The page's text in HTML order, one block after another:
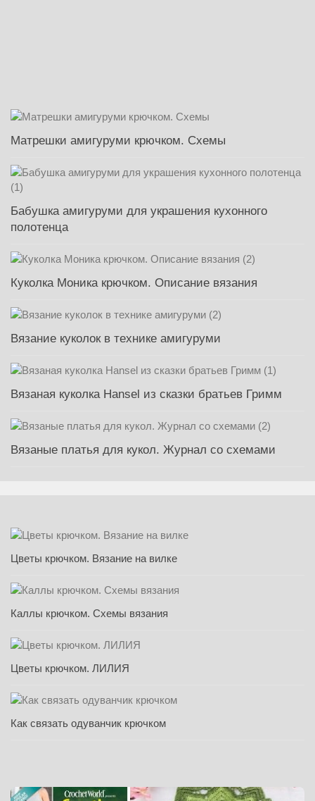
Матрешки амигуруми крючком. Схемы
Бабушка амигуруми для украшения кухонного
полотенца
Куколка Моника крючком. Описание вязания
Вязание куколок в технике амигуруми
Вязаная куколка Hansel из сказки братьев Гримм
Вязаные платья для кукол. Журнал со схемами
Цветы крючком. Вязание на вилке
Каллы крючком. Схемы вязания
Цветы крючком. ЛИЛИЯ
Как связать одуванчик крючком